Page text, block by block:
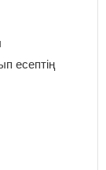
есептің